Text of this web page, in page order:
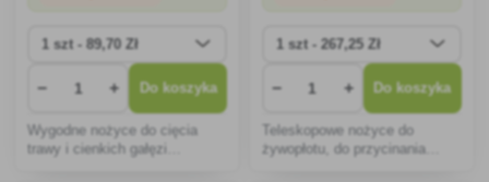
− + Do koszyka
Wygodne nożyce do cięcia
trawy i cienkich gałęzi
− + Do koszyka
Teleskopowe nożyce do
żywopłotu, do przycinania